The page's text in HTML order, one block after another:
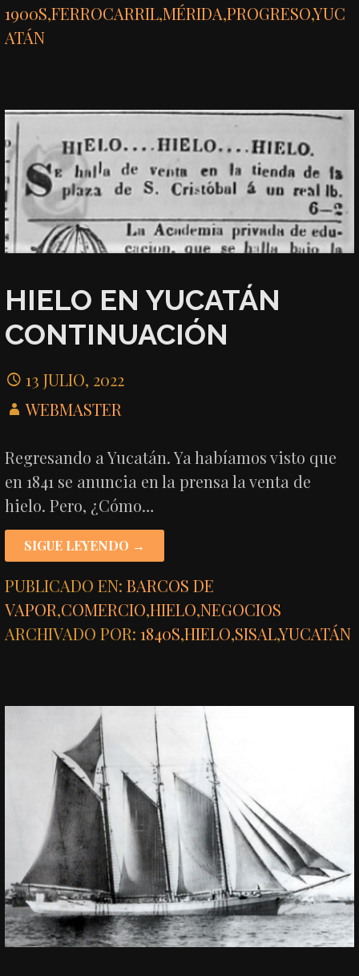
1900S,FERROCARRIL,MÉRIDA,PROGRESO,YUC
ATÁN
HIELO EN YUCATÁN
CONTINUACIÓN
13 JULIO, 2022
WEBMASTER
Regresando a Yucatán. Ya habíamos visto que
en 1841 se anuncia en la prensa la venta de
hielo. Pero, ¿Cómo…
SIGUE LEYENDO →
PUBLICADO EN:BARCOS DE
VAPOR,COMERCIO,HIELO,NEGOCIOS
ARCHIVADO POR:1840S,HIELO,SISAL,YUCATÁN